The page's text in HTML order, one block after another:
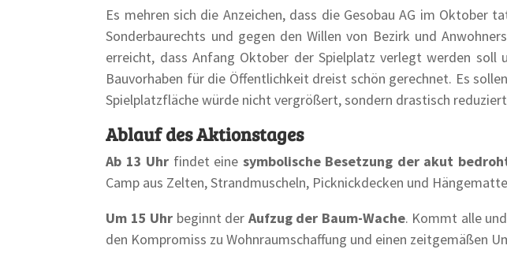
Es mehren sich die Anzeichen, dass die Gesobau AG im
Sonderbaurechts und gegen den Willen von Bezirk und
erreicht, dass Anfang Oktober der Spielplatz verlegt werden
Bauvorhaben für die Öffentlichkeit dreist schön gerechnet. Es
Spielplatzfläche würde nicht vergrößert, sondern drastisch
Ablauf des Aktionstages
Ab 13 Uhr findet eine symbolische Besetzung der akut
Camp aus Zelten, Strandmuscheln, Picknickdecken und
Um 15 Uhr beginnt der Aufzug der Baum-Wache. Kommt alle
den Kompromiss zu Wohnraumschaffung und einen zeitgemäßen